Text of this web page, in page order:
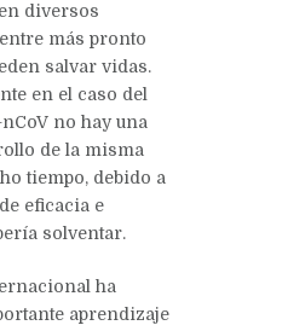
diversos
más pronto
salvar vidas.
en el caso del
no hay una
de la misma
tiempo, debido a
eficacia e
solventar.
ha
aprendizaje